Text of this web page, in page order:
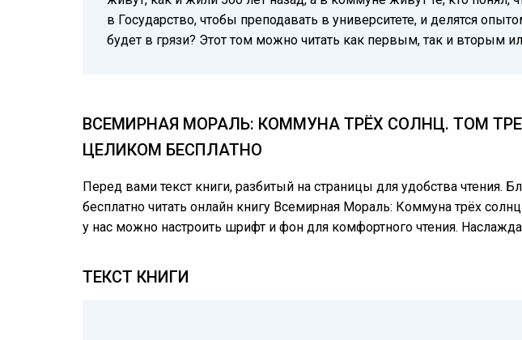
в Государство, чтобы преподавать в университете, и делятся
будет в грязи? Этот том можно читать как первым, так и вторым
ВСЕМИРНАЯ МОРАЛЬ: КОММУНА ТРЁХ СОЛНЦ. ТОМ
ЦЕЛИКОМ БЕСПЛАТНО
Перед вами текст книги, разбитый на страницы для удобства чтения.
бесплатно читать онлайн книгу Всемирная Мораль: Коммуна трёх
у нас можно настроить шрифт и фон для комфортного чтения.
ТЕКСТ КНИГИ